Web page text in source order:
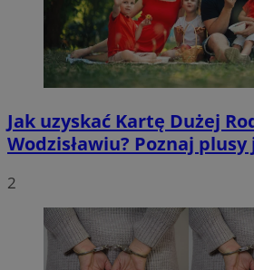
Jak uzyskać Kartę Dużej
Wodzisławiu? Poznaj
2